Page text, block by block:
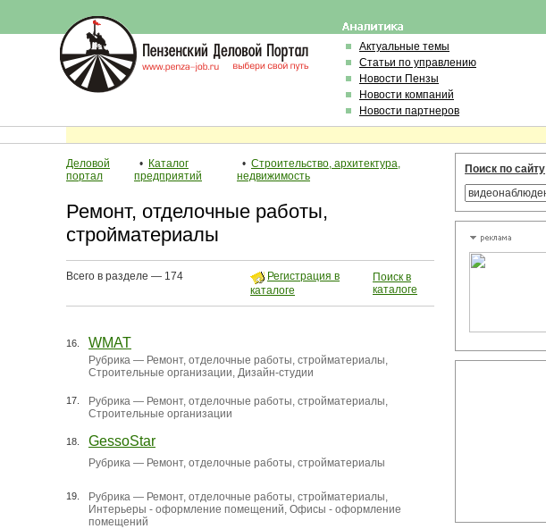
Актуальные темы
Статьи по управлению
Новости Пензы
Новости компаний
Новости партнеров
Деловой
портал
• Каталог
предприятий
• Строительство, архитектура,
недвижимость
Ремонт, отделочные работы,
стройматериалы
Всего в разделе — 174
Регистрация в
каталоге
Поиск в
каталоге
16. WMAT
Рубрика — Ремонт, отделочные работы, стройматериалы,
Строительные организации, Дизайн-студии
17. Рубрика — Ремонт, отделочные работы, стройматериалы,
Строительные организации
18. GessoStar
Рубрика — Ремонт, отделочные работы, стройматериалы
19. Рубрика — Ремонт, отделочные работы, стройматериалы,
Интерьеры - оформление помещений, Офисы - оформление
помещений
Поиск по сайту